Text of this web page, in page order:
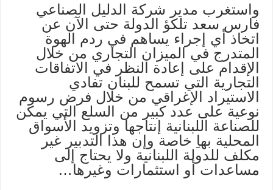
واستغرب مدير شركة الدليل الصناعي
فارس سعد تلكؤ الدولة حتى الآن عن
اتخاذ أي إجراء يساهم في ردم الهوة
المتدرج في الميزان التجاري من خلال
الإقدام على إعادة النظر في الاتفاقات
التجارية التي تسمح للبنان تفادي
الاستيراد الإغراقي من خلال فرض رسوم
نوعية على عدد كبير من السلع التي يمكن
للصناعة اللبنانية إنتاجها وتزويد الأسواق
المحلية بهاِ خاصة وإن هذا التدبير غير
مكلف للدولة اللبنانية ولا يحتاج إلى
مساعدات أو استثمارات وغيرها…